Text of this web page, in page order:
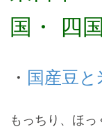
国・ 四
・ 国産豆
もっちり、ほ